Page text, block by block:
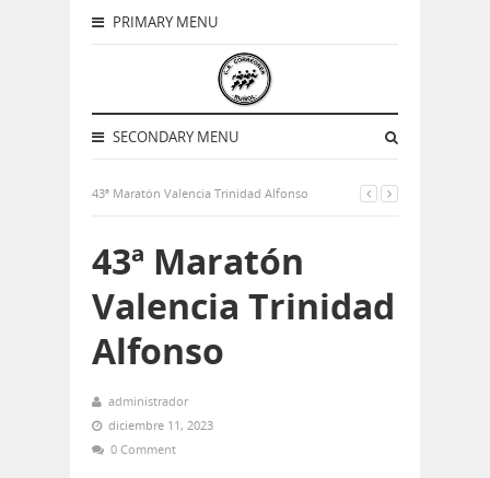
PRIMARY MENU
SECONDARY MENU
43ª Maratón Valencia Trinidad Alfonso
43ª Maratón
Valencia Trinidad
Alfonso
administrador
diciembre 11, 2023
0 Comment